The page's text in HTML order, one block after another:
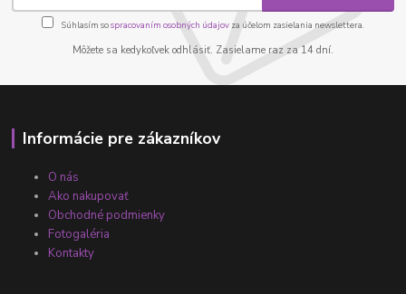
Súhlasím sospracovaním osobných údajov za účelom zasielania newslettera.
Môžete sa kedykoľvek odhlásiť. Zasielame raz za 14 dní.
Informácie pre zákazníkov
O nás
Ako nakupovať
Obchodné podmienky
Fotogaléria
Kontakty